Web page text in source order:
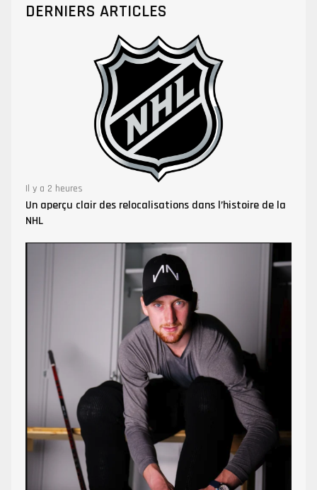
DERNIERS ARTICLES
Il y a 2 heures
Un aperçu clair des relocalisations dans l’histoire de la
NHL